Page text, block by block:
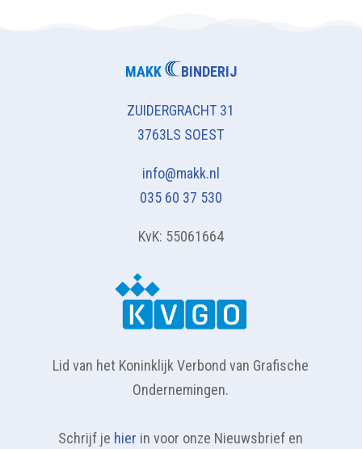
MAKK BINDERIJ
ZUIDERGRACHT 31
3763LS SOEST
info@makk.nl
035 60 37 530
KvK: 55061664
Lid van het Koninklijk Verbond van Grafische
Ondernemingen.
Schrijf je hier in voor onze Nieuwsbrief en